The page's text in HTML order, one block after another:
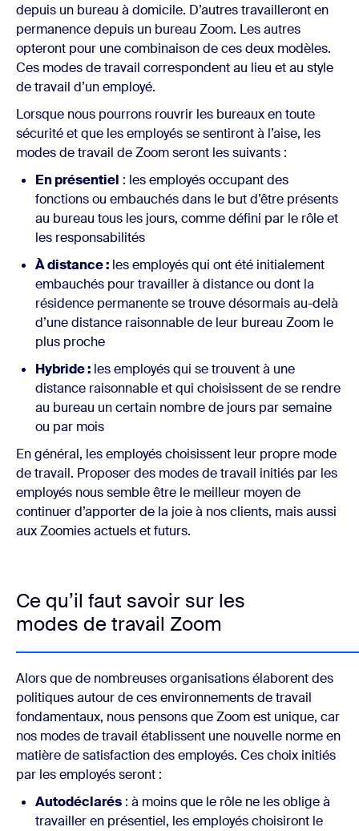
depuis un bureau à domicile. D’autres travailleront en
permanence depuis un bureau Zoom. Les autres
opteront pour une combinaison de ces deux modèles.
Ces modes de travail correspondent au lieu et au style
de travail d’un employé.
Lorsque nous pourrons rouvrir les bureaux en toute
sécurité et que les employés se sentiront à l’aise, les
modes de travail de Zoom seront les suivants :
En présentiel : les employés occupant des
fonctions ou embauchés dans le but d’être présents
au bureau tous les jours, comme défini par le rôle et
les responsabilités
À distance : les employés qui ont été initialement
embauchés pour travailler à distance ou dont la
résidence permanente se trouve désormais au-delà
d’une distance raisonnable de leur bureau Zoom le
plus proche
Hybride : les employés qui se trouvent à une
distance raisonnable et qui choisissent de se rendre
au bureau un certain nombre de jours par semaine
ou par mois
En général, les employés choisissent leur propre mode
de travail. Proposer des modes de travail initiés par les
employés nous semble être le meilleur moyen de
continuer d’apporter de la joie à nos clients, mais aussi
aux Zoomies actuels et futurs.
Ce qu’il faut savoir sur les
modes de travail Zoom
Alors que de nombreuses organisations élaborent des
politiques autour de ces environnements de travail
fondamentaux, nous pensons que Zoom est unique, car
nos modes de travail établissent une nouvelle norme en
matière de satisfaction des employés. Ces choix initiés
par les employés seront :
Autodéclarés : à moins que le rôle ne les oblige à
travailler en présentiel, les employés choisiront le